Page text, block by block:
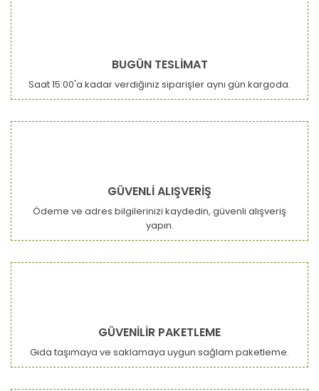
BUGÜN TESLİMAT
Saat 15:00'a kadar verdiğiniz siparişler aynı gün kargoda.
GÜVENLİ ALIŞVERİŞ
Ödeme ve adres bilgilerinizi kaydedin, güvenli alışveriş
yapın.
GÜVENİLİR PAKETLEME
Gıda taşımaya ve saklamaya uygun sağlam paketleme.